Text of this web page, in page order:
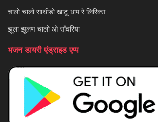
चालो चालो साथीड़ो खाटू धाम रे लिरिक्स
झूला झूलण चालो ओ साँवरिया
भजन डायरी एंड्राइड एप्प